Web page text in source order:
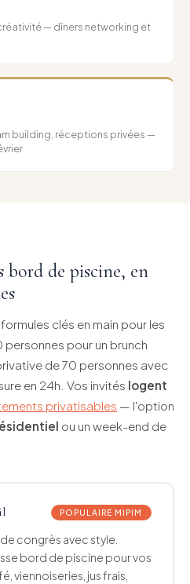
— dîners networking et
building, réceptions privées —
bord de piscine, en
clés en main pour les
pour un brunch
de 70 personnes avec
en 24h. Vos invités logent
privatisables — l'option
ou un week-end de
POPULAIRE MIPIM
congrès avec style.
bord de piscine pour vos
viennoiseries, jus frais,